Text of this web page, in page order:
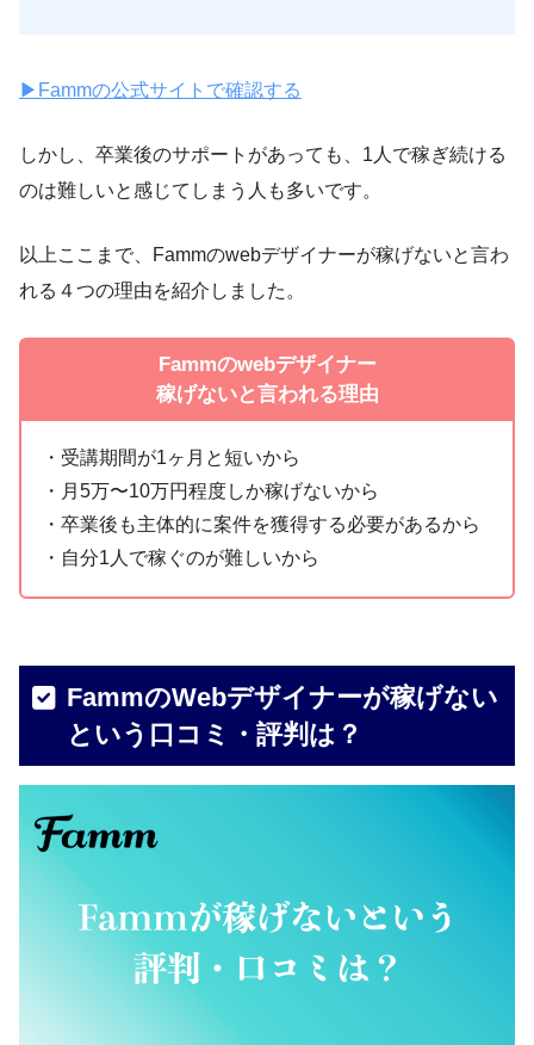
▶︎Fammの公式サイトで確認する
しかし、卒業後のサポートがあっても、1人で稼ぎ続ける
のは難しいと感じてしまう人も多いです。
以上ここまで、Fammのwebデザイナーが稼げないと言わ
れる４つの理由を紹介しました。
Fammのwebデザイナー
稼げないと言われる理由
・受講期間が1ヶ月と短いから
・月5万〜10万円程度しか稼げないから
・卒業後も主体的に案件を獲得する必要があるから
・自分1人で稼ぐのが難しいから
FammのWebデザイナーが稼げない
という口コミ・評判は？